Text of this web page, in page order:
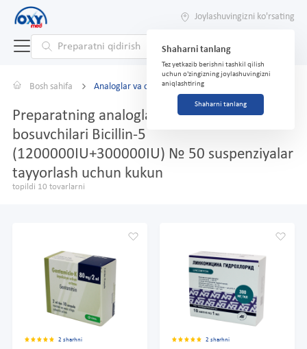
Joylashuvingizni ko'rsating
Shaharni tanlang
Tez yetkazib berishni tashkil qilish
uchun o'zingizning joylashuvingizni
aniqlashtiring
Shaharni tanlang
Bosh sahifa Analoglar va o'rnini bosuvchilar
Preparatning analoglari va o'rnini
bosuvchilari Bicillin-5
(1200000IU+300000IU) № 50 suspenziyalar
tayyorlash uchun kukun
topildi 10 tovarlarni
2 sharhni 2 sharhni